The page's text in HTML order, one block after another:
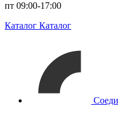
пт 09:00-17:00
Каталог Каталог